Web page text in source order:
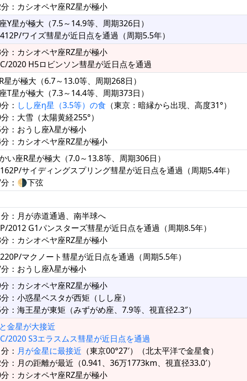
：カシオペヤ座RZ星が極小
Y星が極大（7.5～14.9等、周期326日）
ワイズ彗星が近日点を通過（周期5.5年）
：カシオペヤ座RZ星が極小
2020 H5ロビンソン彗星が近日点を通過
星が極大（6.7～13.0等、周期268日）
T星が極大（7.3～14.4等、周期373日）
： しし座η星（3.5等）の食 （東京：暗縁から出現、高度31°）
：大雪（太陽黄経255°）
：おうし座λ星が極小
：カシオペヤ座RZ星が極小
い座R星が極大（7.0～13.8等、周期306日）
サイディングスプリング彗星が近日点を通過（周期5.4年）
：🌗下弦
：月が赤道通過、南半球へ
2012 G1パンスターズ彗星が近日点を通過（周期8.5年）
：カシオペヤ座RZ星が極小
マクノート彗星が近日点を通過（周期5.5年）
：おうし座λ星が極小
：カシオペヤ座RZ星が極小
：小惑星ベスタが西矩（しし座）
：海王星が東矩（みずがめ座、7.9等、視直径2.3″）
金星が大接近
C/2020 S3エラスムス彗星が近日点を通過
： 月が金星に最接近 （東京00°27′）（北太平洋で金星食）
：月の距離が最近（0.941、36万1773km、視直径33.0′）
：カシオペヤ座RZ星が極小